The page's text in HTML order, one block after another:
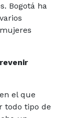
Bogotá ha
el que
todo tipo de